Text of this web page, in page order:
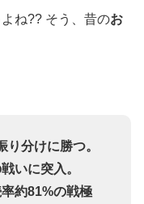
ね?? そう、昔のお
分けに勝つ。
いに突入。
約81%の戦極